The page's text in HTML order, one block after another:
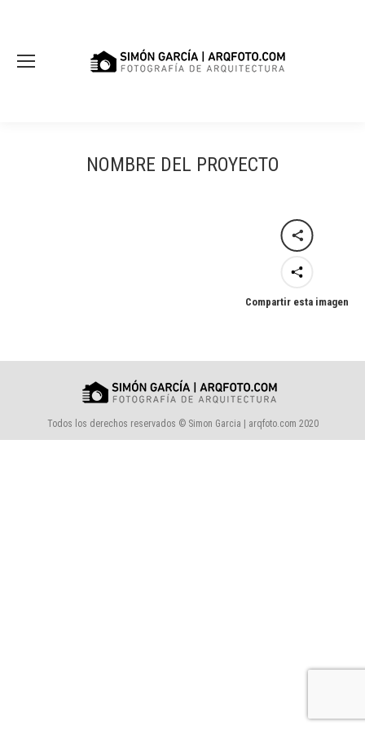
NOMBRE DEL PROYECTO
Compartir esta imagen
Todos los derechos reservados © Simon Garcia | arqfoto.com 2020